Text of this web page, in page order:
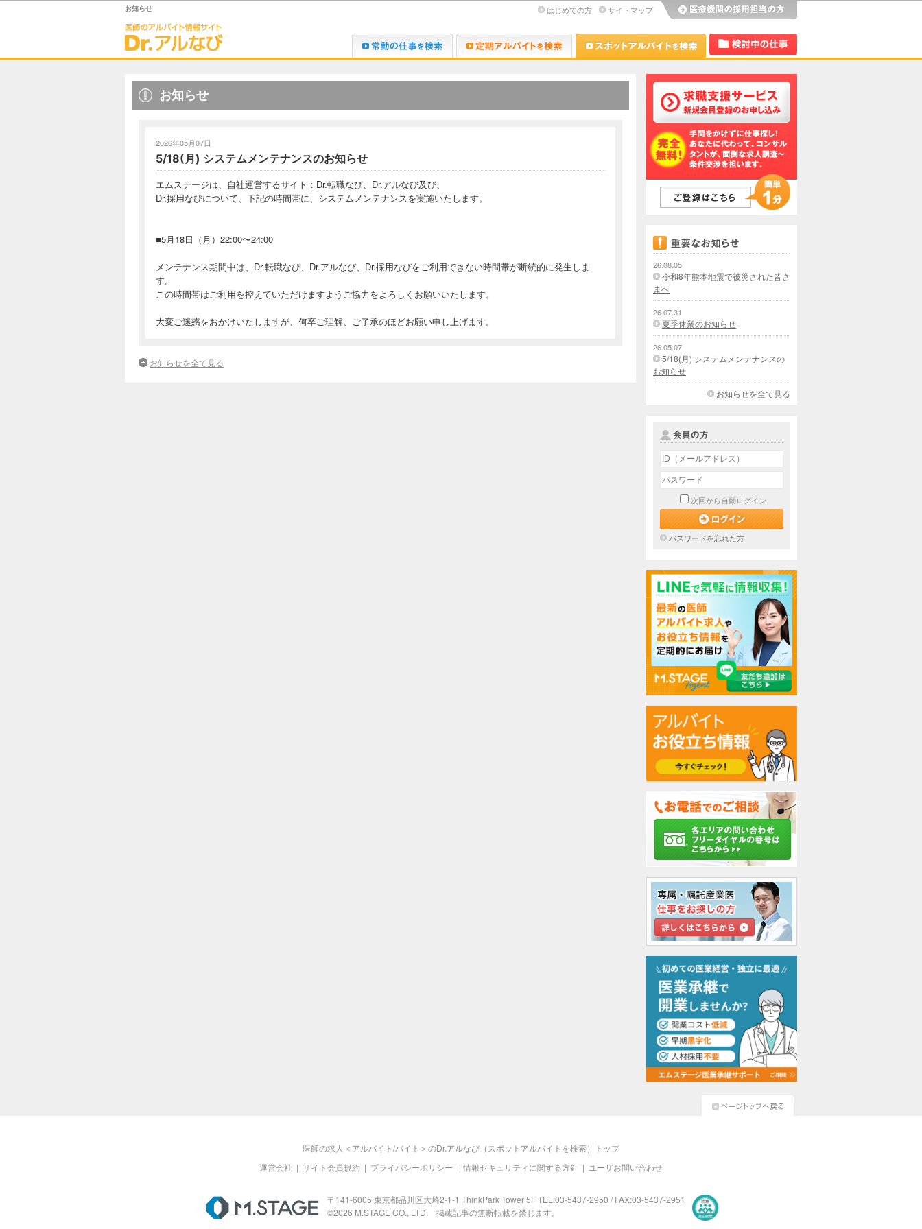
お知らせ はじめての方 サイトマップ
Dr.転職なび Dr.アルなび Dr.アルなび
お知らせ
2026年05月07日
5/18(月) システムメンテナンスのお知らせ
エムステージは、自社運営するサイト：Dr.転職なび、Dr.アルなび及び、
Dr.採用なびについて、下記の時間帯に、システムメンテナンスを実施いたします。
■5月18日（月）22:00〜24:00
メンテナンス期間中は、Dr.転職なび、Dr.アルなび、Dr.採用なびをご利用できない時間帯が断続的に発生しま
す。
この時間帯はご利用を控えていただけますようご協力をよろしくお願いいたします。
大変ご迷惑をおかけいたしますが、何卒ご理解、ご了承のほどお願い申し上げます。
お知らせを全て見る
26.08.05
令和8年熊本地震で被災された皆さ
まへ
26.07.31
夏季休業のお知らせ
26.05.07
5/18(月) システムメンテナンスの
お知らせ
お知らせを全て見る
次回から自動ログイン
パスワードを忘れた方
医師の求人＜アルバイト/バイト＞のDr.アルなび（スポットアルバイトを検索）トップ
運営会社 | サイト会員規約 | プライバシーポリシー | 情報セキュリティに関する方針 | ユーザお問い合わせ
M.STAGE
〒141-6005 東京都品川区大崎2-1-1 ThinkPark Tower 5F TEL:03-5437-2950 / FAX:03-5437-2951
©2026 M.STAGE CO., LTD. 掲載記事の無断転載を禁じます。